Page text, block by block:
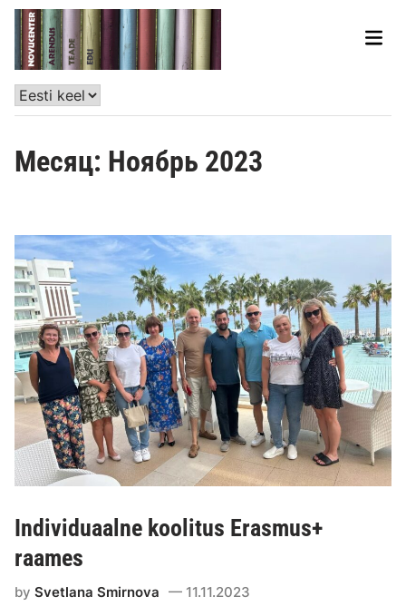
Месяц: Ноябрь 2023
Individuaalne koolitus Erasmus+
raames
bySvetlana Smirnova 11.11.2023